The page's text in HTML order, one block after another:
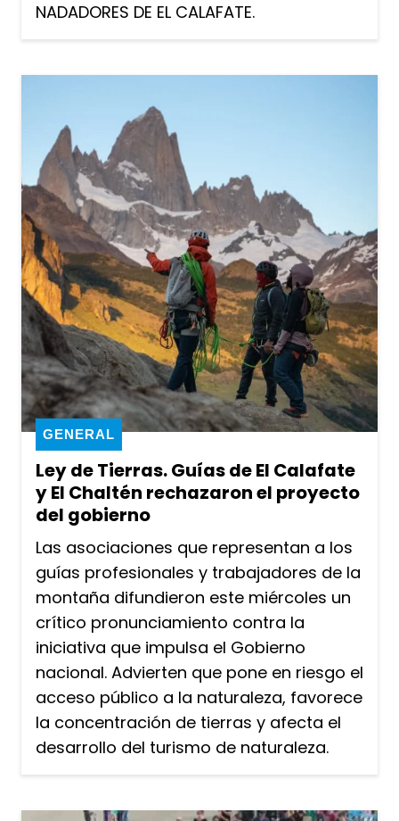
NADADORES DE EL CALAFATE.
Ley de Tierras. Guías de El Calafate
y El Chaltén rechazaron el proyecto
del gobierno
GENERAL
Las asociaciones que representan a los
guías profesionales y trabajadores de la
montaña difundieron este miércoles un
crítico pronunciamiento contra la
iniciativa que impulsa el Gobierno
nacional. Advierten que pone en riesgo el
acceso público a la naturaleza, favorece
la concentración de tierras y afecta el
desarrollo del turismo de naturaleza.